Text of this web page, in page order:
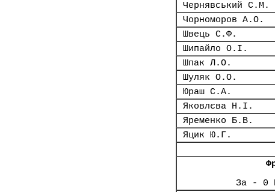
Чернявський С.М.
Чорноморов А.О.
Швець С.Ф.
Шипайло О.І.
Шпак Л.О.
Шуляк О.О.
Юраш С.А.
Яковлєва Н.І.
Яременко Б.В.
Яцик Ю.Г.
За - 0